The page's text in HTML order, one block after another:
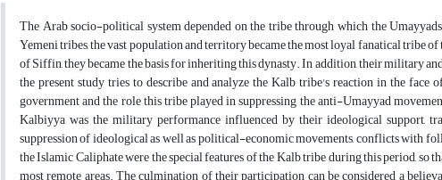
The Arab socio-political system depended on the tribe through which the
Yemeni tribes, the vast population and territory became the most loyal fanatical tribe
of Siffin, they became the basis for inheriting this dynasty. In addition, their military
the present study tries to describe and analyze the Kalb tribe's reaction in the
government and the role this tribe played in suppressing the anti-Umayyad
Kalbiyya was the military performance influenced by their ideological support,
suppression of ideological as well as political-economic movements, conflicts with
the Islamic Caliphate were the special features of the Kalb tribe during this period,